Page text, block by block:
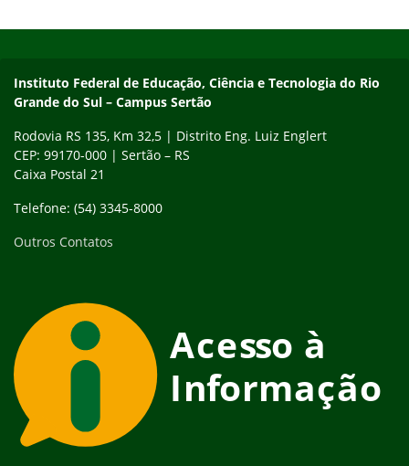
Instituto Federal de Educação, Ciência e Tecnologia do Rio
Grande do Sul – Campus Sertão
Rodovia RS 135, Km 32,5 | Distrito Eng. Luiz Englert
CEP: 99170-000 | Sertão – RS
Caixa Postal 21
Telefone: (54) 3345-8000
Outros Contatos